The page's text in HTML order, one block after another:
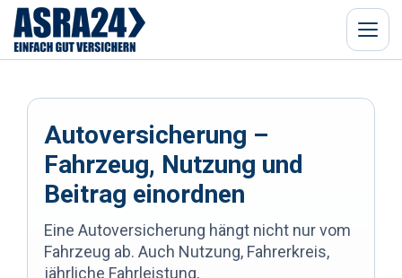
Menü
Autoversicherung –
Fahrzeug, Nutzung und
Beitrag einordnen
Eine Autoversicherung hängt nicht nur vom
Fahrzeug ab. Auch Nutzung, Fahrerkreis,
jährliche Fahrleistung,